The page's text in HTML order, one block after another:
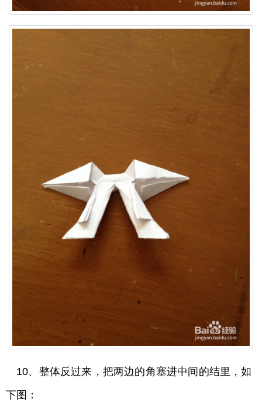
10、整体反过来，把两边的角塞进中间的结里，如
下图：